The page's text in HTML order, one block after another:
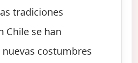
tradiciones
Chile se han
costumbres